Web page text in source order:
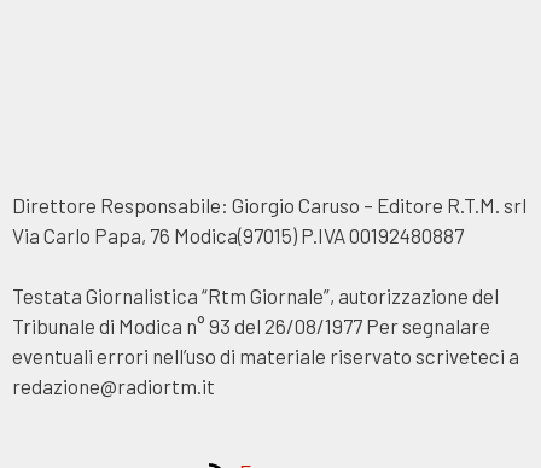
Direttore Responsabile: Giorgio Caruso – Editore R.T.M. srl
Via Carlo Papa, 76 Modica(97015) P.IVA 00192480887
Testata Giornalistica “Rtm Giornale”, autorizzazione del
Tribunale di Modica n° 93 del 26/08/1977 Per segnalare
eventuali errori nell’uso di materiale riservato scriveteci a
redazione@radiortm.it